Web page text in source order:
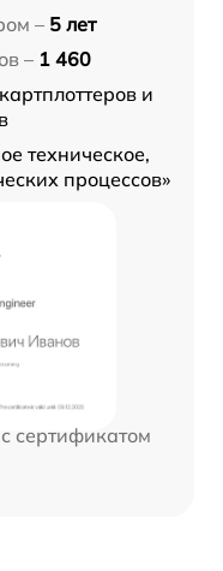
– 5 лет
– 1 460
и
техническое,
процессов»
сертификатом